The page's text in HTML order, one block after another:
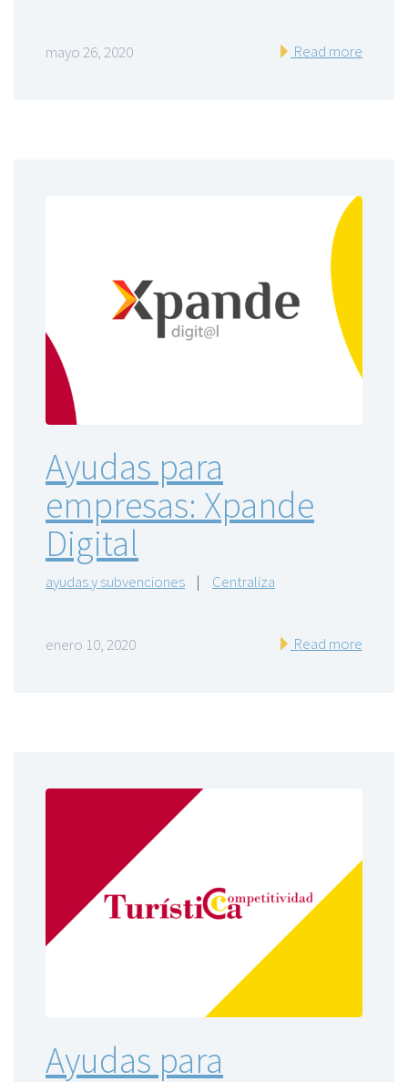
mayo 26, 2020 Read more
Ayudas para
empresas: Xpande
Digital
ayudas y subvenciones | Centraliza
enero 10, 2020 Read more
Ayudas para